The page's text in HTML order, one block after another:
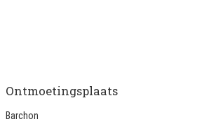
Ontmoetingsplaats
Barchon